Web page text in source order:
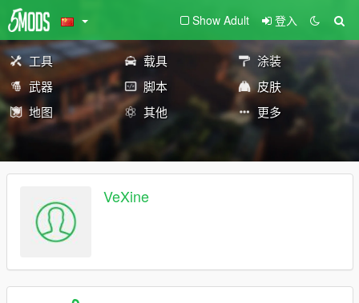
Show Adult 登入
工具 载具
涂装
武器
脚本
皮肤
地图
其他 更多
VeXine